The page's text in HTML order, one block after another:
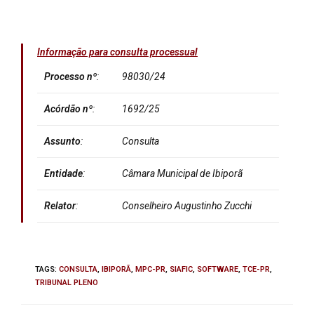
Informação para consulta processual
Processo nº: 98030/24
Acórdão nº: 1692/25
Assunto: Consulta
Entidade: Câmara Municipal de Ibiporã
Relator: Conselheiro Augustinho Zucchi
TAGS: CONSULTA, IBIPORÃ, MPC-PR, SIAFIC, SOFTWARE, TCE-PR,
TRIBUNAL PLENO